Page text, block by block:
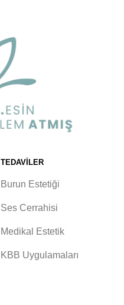
TEDAVILER
Burun Estetiği
Ses Cerrahisi
Medikal Estetik
KBB Uygulamaları